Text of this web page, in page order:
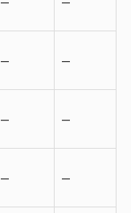
– –
– –
– –